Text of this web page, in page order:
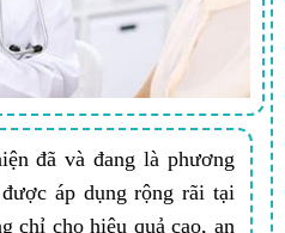
đã và đang là phương
áp dụng rộng rãi tại
chỉ cho hiệu quả cao, an